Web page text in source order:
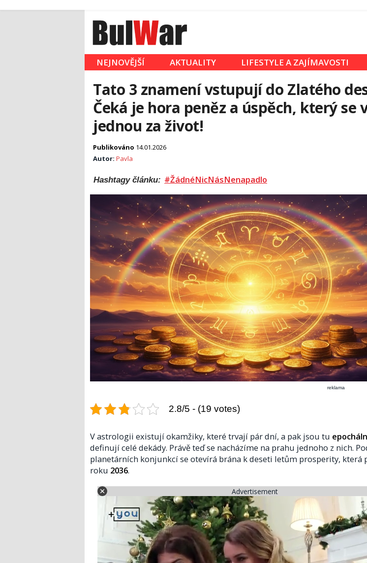
NEJNOVĚJŠÍ AKTUALITY LIFESTYLE A ZAJÍMAVOSTI
Tato 3 znamení vstupují do Zlatého
Čeká je hora peněz a úspěch, který se
jednou za život!
Publikováno 14.01.2026
Autor: Pavla
Hashtagy článku: #ŽádnéNicNásNenapadlo
reklama
2.8/5 - (19 votes)
V astrologii existují okamžiky, které trvají pár dní, a pak jsou tu
definují celé dekády. Právě teď se nacházíme na prahu jednoho z nich.
planetárních konjunkcí se otevírá brána k deseti letům prosperity, která
roku 2036.
Advertisement